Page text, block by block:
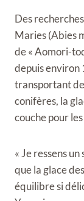
Des
Maries (Abies
de « Aomori-
depuis environ
transportant
conifères, la
couche pour
« Je ressens
que la glace
équilibre si